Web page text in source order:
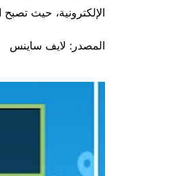
الإلكترونية، حيث
المصدر: لايف ساينس